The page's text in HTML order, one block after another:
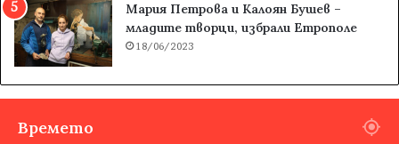
Мария Петрова и Калоян Бушев –
младите творци, избрали Етрополе
18/06/2023
Времето